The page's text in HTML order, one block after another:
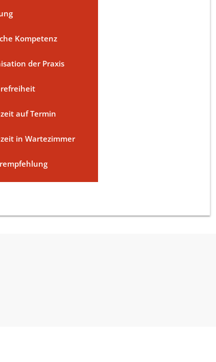
Kompetenz
der Praxis
auf Termin
in Wartezimmer